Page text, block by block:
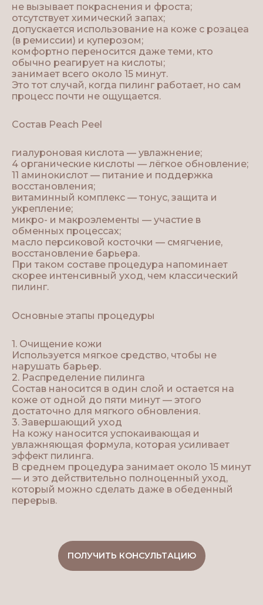
не вызывает покраснения и фроста;
отсутствует химический запах;
допускается использование на коже с розацеа
(в ремиссии) и куперозом;
комфортно переносится даже теми, кто
обычно реагирует на кислоты;
занимает всего около 15 минут.
Это тот случай, когда пилинг работает, но сам
процесс почти не ощущается.
Состав Peach Peel
гиалуроновая кислота — увлажнение;
4 органические кислоты — лёгкое обновление;
11 аминокислот — питание и поддержка
восстановления;
витаминный комплекс — тонус, защита и
укрепление;
микро- и макроэлементы — участие в
обменных процессах;
масло персиковой косточки — смягчение,
восстановление барьера.
При таком составе процедура напоминает
скорее интенсивный уход, чем классический
пилинг.
Основные этапы процедуры
1. Очищение кожи
Используется мягкое средство, чтобы не
нарушать барьер.
2. Распределение пилинга
Состав наносится в один слой и остается на
коже от одной до пяти минут — этого
достаточно для мягкого обновления.
3. Завершающий уход
На кожу наносится успокаивающая и
увлажняющая формула, которая усиливает
эффект пилинга.
В среднем процедура занимает около 15 минут
— и это действительно полноценный уход,
который можно сделать даже в обеденный
перерыв.
ПОЛУЧИТЬ КОНСУЛЬТАЦИЮ